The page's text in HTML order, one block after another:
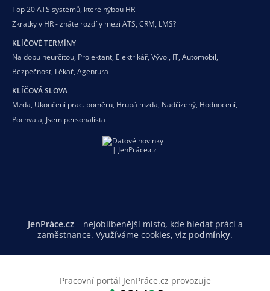
Top 20 ATS systémů, které hýbou HR
Zkratky v HR - znáte rozdíly mezi ATS, CRM, LMS?
KLÍČOVÉ TERMÍNY
Na dobu neurčitou, Projektant, Elektrikář, Vývoj, IT, Automobil,
Bezpečnost, Lékař, Agentura
KLÍČOVÁ SLOVA
Mzda, Ukončení prac. poměru, Hrubá mzda, Nadřízený, Hodnocení,
Pochvala, Jsem personalista
JenPráce.cz– nejoblíbenější místo, kde hledat práci a
zaměstnance. Využíváme cookies, viz podmínky.
Pracovní portál JenPráce.cz provozuje